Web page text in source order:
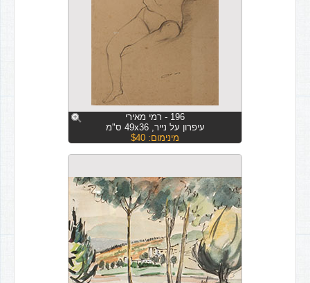
196 - רמי מאירי
עיפרון על נייר, 49x36 ס"מ
מינימום: $40